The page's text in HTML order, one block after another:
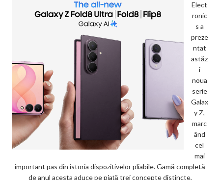
Elect
ronic
s a
preze
ntat
astăz
i
noua
serie
Galax
y Z,
marc
ând
cel
mai
important pas din istoria dispozitivelor pliabile. Gamă completă
de anul acesta aduce pe piață trei concepte distincte,